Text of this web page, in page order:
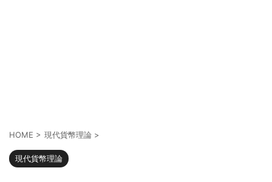
HOME > 現代貨幣理論 >
現代貨幣理論